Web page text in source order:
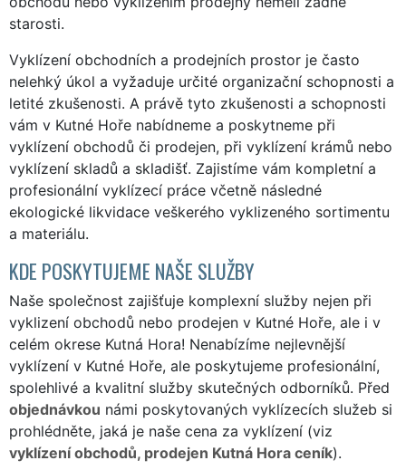
starosti.
Vyklízení obchodních a prodejních prostor je často
nelehký úkol a vyžaduje určité organizační schopnosti a
letité zkušenosti. A právě tyto zkušenosti a schopnosti
vám v Kutné Hoře nabídneme a poskytneme při
vyklízení obchodů či prodejen, při vyklízení krámů nebo
vyklízení skladů a skladišť. Zajistíme vám kompletní a
profesionální vyklízecí práce včetně následné
ekologické likvidace veškerého vyklizeného sortimentu
a materiálu.
KDE POSKYTUJEME NAŠE SLUŽBY
Naše společnost zajišťuje komplexní služby nejen při
vyklizení obchodů nebo prodejen v Kutné Hoře, ale i v
celém okrese Kutná Hora! Nenabízíme nejlevnější
vyklízení v Kutné Hoře, ale poskytujeme profesionální,
spolehlivé a kvalitní služby skutečných odborníků. Před
objednávkou námi poskytovaných vyklízecích služeb si
prohlédněte, jaká je naše cena za vyklízení (viz
vyklízení obchodů, prodejen Kutná Hora ceník).